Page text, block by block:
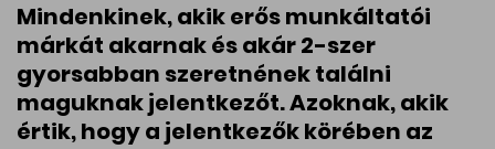
Mindenkinek, akik erős munkáltatói
márkát akarnak és akár 2-szer
gyorsabban szeretnének találni
maguknak jelentkezőt. Azoknak, akik
értik, hogy a jelentkezők körében az